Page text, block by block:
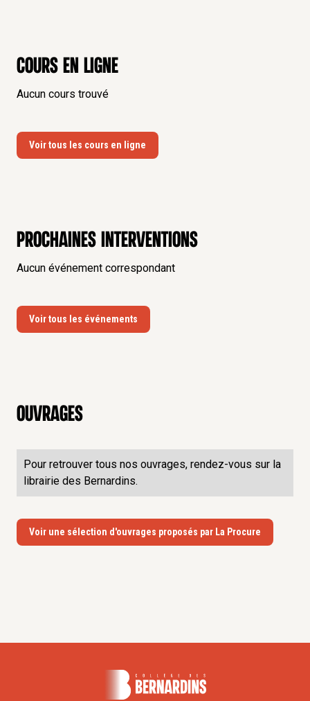
Cours en ligne
Aucun cours trouvé
Voir tous les cours en ligne
Prochaines interventions
Aucun événement correspondant
Voir tous les événements
Ouvrages
Pour retrouver tous nos ouvrages, rendez-vous sur la
librairie des Bernardins.
Voir une sélection d'ouvrages proposés par La Procure